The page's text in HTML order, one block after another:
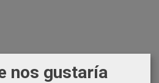
nos gustaría